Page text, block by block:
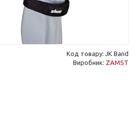
Код товару: JK Band
Виробник: ZAMST